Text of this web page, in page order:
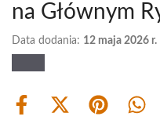
na Głównym
Data dodania: 12 maja 2026 r.
Share
Share Share